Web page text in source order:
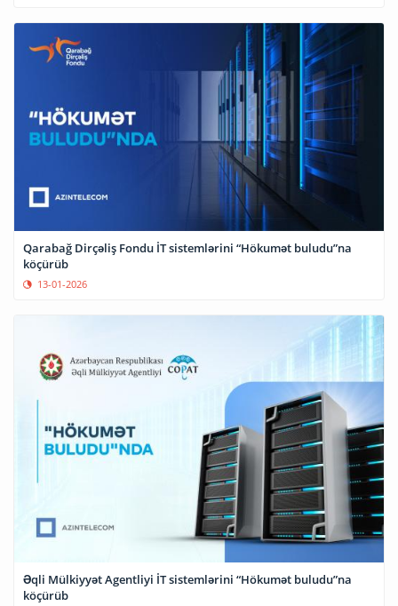
Qarabağ Dirçəliş Fondu İT sistemlərini “Hökumət buludu”na
köçürüb
13-01-2026
Əqli Mülkiyyət Agentliyi İT sistemlərini “Hökumət buludu”na
köçürüb